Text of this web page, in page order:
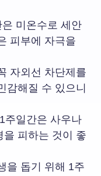
미온수로 세안
피부에 자극을
자외선 차단제를
감해질 수 있으니
주일간은 사우나
을 피하는 것이 좋
을 돕기 위해 1주